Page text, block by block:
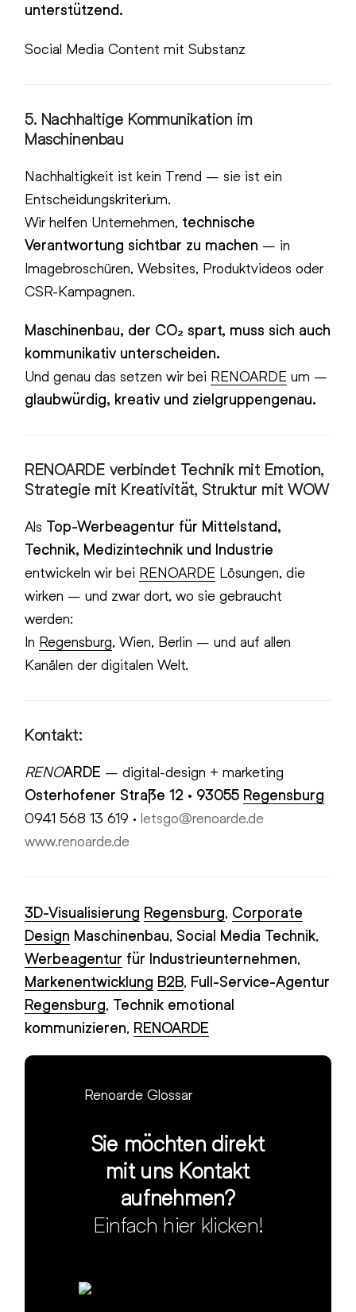
unterstützend.
Social Media Content mit Substanz
5. Nachhaltige Kommunikation im
Maschinenbau
Nachhaltigkeit ist kein Trend – sie ist ein
Entscheidungskriterium.
Wir helfen Unternehmen, technische
Verantwortung sichtbar zu machen – in
Imagebroschüren, Websites, Produktvideos oder
CSR-Kampagnen.
Maschinenbau, der CO₂ spart, muss sich auch
kommunikativ unterscheiden.
Und genau das setzen wir bei RENOARDE um –
glaubwürdig, kreativ und zielgruppengenau.
RENOARDE verbindet Technik mit Emotion,
Strategie mit Kreativität, Struktur mit WOW
Als Top-Werbeagentur für Mittelstand,
Technik, Medizintechnik und Industrie
entwickeln wir bei RENOARDE Lösungen, die
wirken – und zwar dort, wo sie gebraucht
werden:
In Regensburg, Wien, Berlin – und auf allen
Kanälen der digitalen Welt.
Kontakt:
RENOARDE – digital-design + marketing
Osterhofener Straße 12 · 93055 Regensburg
0941 568 13 619 ·letsgo@renoarde.de
www.renoarde.de
3D-Visualisierung Regensburg, Corporate
Design Maschinenbau, Social Media Technik,
Werbeagentur für Industrieunternehmen,
Markenentwicklung B2B, Full-Service-Agentur
Regensburg, Technik emotional
kommunizieren, RENOARDE
Renoarde Glossar
Sie möchten direkt
mit uns Kontakt
aufnehmen?
Einfach hier klicken!